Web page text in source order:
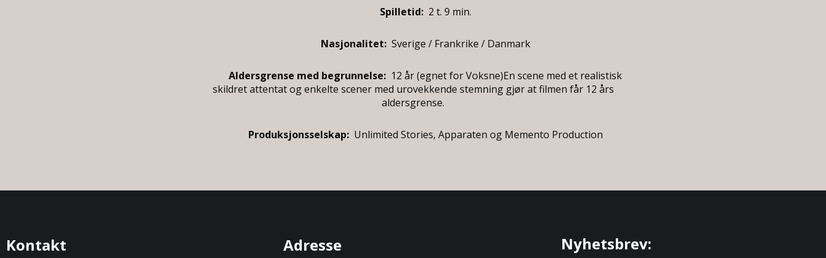
Spilletid: 2 t. 9 min.
Nasjonalitet: Sverige / Frankrike / Danmark
Aldersgrense med begrunnelse: 12 år(egnet forVoksne)En scene med et realistisk
skildret attentat og enkelte scener med urovekkende stemning gjør at filmen får 12 års
aldersgrense.
Produksjonsselskap: Unlimited Stories, Apparaten og Memento Production
Kontakt Adresse Nyhetsbrev: